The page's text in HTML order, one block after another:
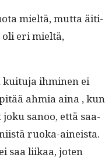
mieltä, mut­ta äiti­
eri mieltä,
kuitu­ja ihmi­nen ei
ahmia aina , kun
sanoo, että saa­
ruo­ka-aineista.
saa liikaa, joten